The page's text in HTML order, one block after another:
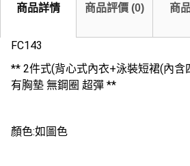
商品詳情 商品評價 (0) 商
FC143
** 2件式(背心式內衣+泳裝短裙(內含
有胸墊 無鋼圈 超彈 **
顏色:如圖色